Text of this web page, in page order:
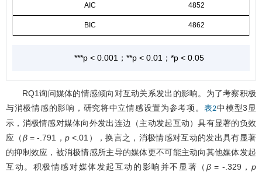
AIC 4852
BIC 4862
***p < 0.001；**p < 0.01；*p < 0.05
RQ1询问媒体的情感倾向对互动关系发出的影响。为了考察积极
与消极情感的影响，研究将中立情感设置为参考项。 表2中模型3显
示，消极情感对媒体向外发出连边（主动发起互动）具有显著的负效
应（β= -.791，p<.01），换言之，消极情感对互动的发出具有显著
的抑制效应，被消极情感所主导的媒体更不可能主动向其他媒体发起
互动。积极情感对媒体发起互动的影响并不显著（ β= -.329，p